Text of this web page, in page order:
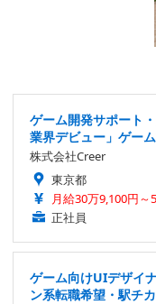
ゲーム開発サポート
業界デビュー」ゲー
株式会社Creer
東京都
月給30万9,100円～
正社員
ゲーム向けUIデザイ
ン系転職希望・駅チ